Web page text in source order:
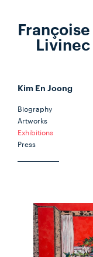
Françoise
Livinec
Kim En Joong
Biography
Artworks
Exhibitions
Press